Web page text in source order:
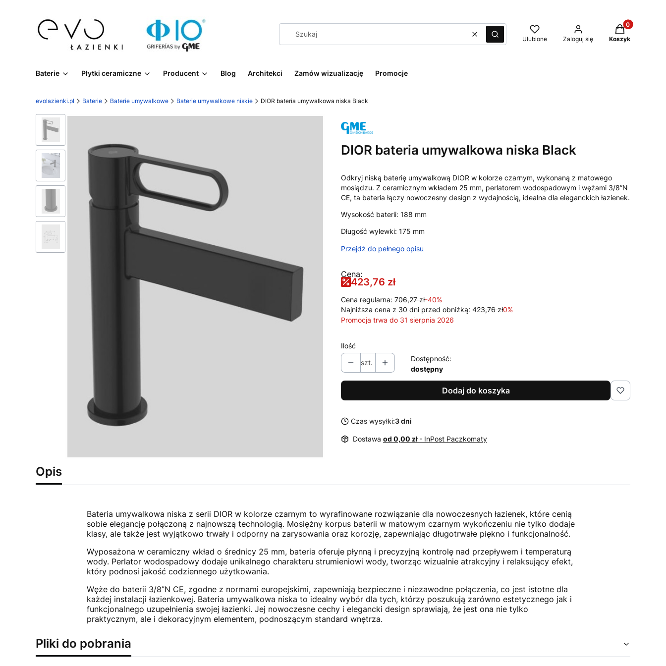
WyczyśćSzukaj Ulubione Zaloguj się
Produkty w
Koszyk
Baterie Płytki ceramiczne Producent Blog Architekci Zamów wizualizację Promocje
evolazienki.pl Baterie Baterie umywalkowe Baterie umywalkowe niskie DIOR bateria umywalkowa niska Black
DIOR bateria umywalkowa niska Black
Odkryj niską baterię umywalkową DIOR w kolorze czarnym, wykonaną z matowego
mosiądzu. Z ceramicznym wkładem 25 mm, perlatorem wodospadowym i wężami 3/8”N
CE, ta bateria łączy nowoczesny design z wydajnością, idealna dla eleganckich łazienek.
Wysokość baterii: 188 mm
Długość wylewki: 175 mm
Przejdź do pełnego opisu
Cena:
423,76 zł
Cena regularna: 706,27 zł-40%
Najniższa cena z 30 dni przed obniżką: 423,76 zł0%
Promocja trwa do 31 sierpnia 2026
Ilość
szt.
Dostępność:
dostępny
Dodaj do koszyka
Czas wysyłki:3 dni
Dostawa od 0,00 zł - InPost Paczkomaty
Opis
Bateria umywalkowa niska z serii DIOR w kolorze czarnym to wyrafinowane rozwiązanie dla nowoczesnych łazienek, które cenią
sobie elegancję połączoną z najnowszą technologią. Mosiężny korpus baterii w matowym czarnym wykończeniu nie tylko dodaje
klasy, ale także jest wyjątkowo trwały i odporny na zarysowania oraz korozję, zapewniając długotrwałe piękno i funkcjonalność.
Wyposażona w ceramiczny wkład o średnicy 25 mm, bateria oferuje płynną i precyzyjną kontrolę nad przepływem i temperaturą
wody. Perlator wodospadowy dodaje unikalnego charakteru strumieniowi wody, tworząc wizualnie atrakcyjny i relaksujący efekt,
który podnosi jakość codziennego użytkowania.
Węże do baterii 3/8”N CE, zgodne z normami europejskimi, zapewniają bezpieczne i niezawodne połączenia, co jest istotne dla
każdej instalacji łazienkowej. Bateria umywalkowa niska to idealny wybór dla tych, którzy poszukują zarówno estetycznego jak i
funkcjonalnego uzupełnienia swojej łazienki. Jej nowoczesne cechy i elegancki design sprawiają, że jest ona nie tylko
praktycznym, ale i dekoracyjnym elementem, podnoszącym standard wnętrza.
Pliki do pobrania